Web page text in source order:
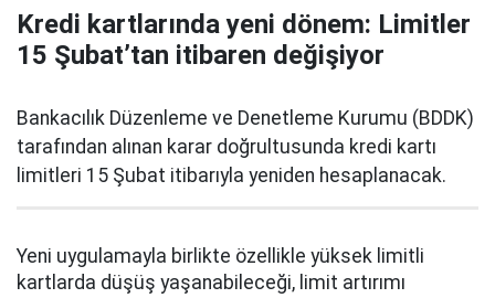
Kredi kartlarında yeni dönem: Limitler
15 Şubat’tan itibaren değişiyor
Bankacılık Düzenleme ve Denetleme Kurumu (BDDK)
tarafından alınan karar doğrultusunda kredi kartı
limitleri 15 Şubat itibarıyla yeniden hesaplanacak.
Yeni uygulamayla birlikte özellikle yüksek limitli
kartlarda düşüş yaşanabileceği, limit artırımı